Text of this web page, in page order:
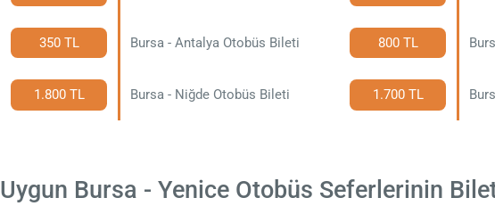
350 TL Bursa - Antalya Otobüs Bileti 800 TL
1.800 TL Bursa - Niğde Otobüs Bileti 1.700 TL
Uygun Bursa - Yenice Otobüs Seferlerinin